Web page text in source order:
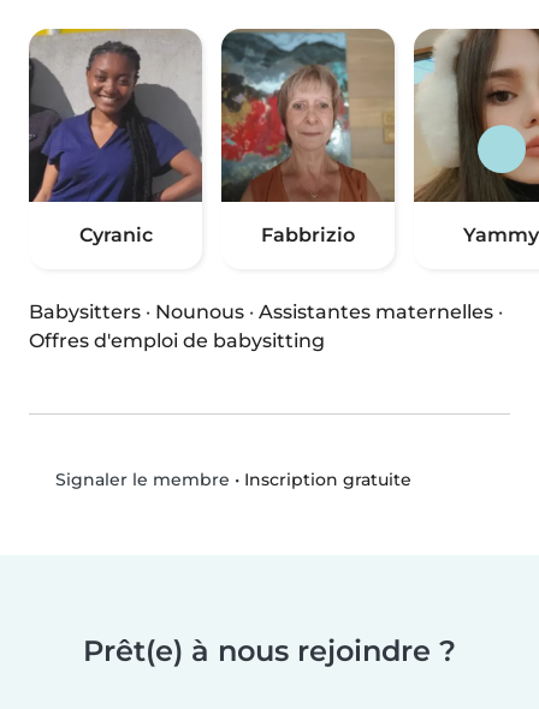
Cyranic Fabbrizio Yammy
Babysitters · Nounous · Assistantes maternelles ·
Offres d'emploi de babysitting
Signaler le membre • Inscription gratuite
Prêt(e) à nous rejoindre ?